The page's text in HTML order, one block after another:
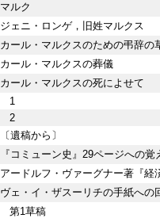
マルク
ジェニ・ロンゲ，旧姓マルクス
カール・マルクスのための弔辞の
カール・マルクスの葬儀
カール・マルクスの死によせて
1
2
〔遺稿から〕
『コミューン史』29ページへの覚
アードルフ・ヴァーグナー著『経
ヴェ・イ・ザスーリチの手紙への
第1草稿